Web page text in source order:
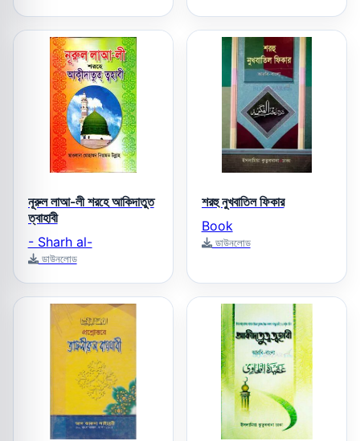
নূরুল লাআ-লী শরহে আকিদাতুত
ত্বাহাবী
- Sharh al-
ডাউনলোড
শরহু নুখবাতিল ফিকার
Book
ডাউনলোড